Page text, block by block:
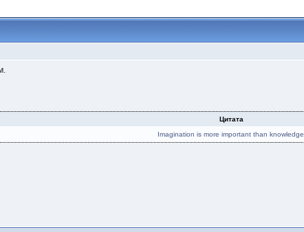
Цитата
Imagination is more important than knowledge.